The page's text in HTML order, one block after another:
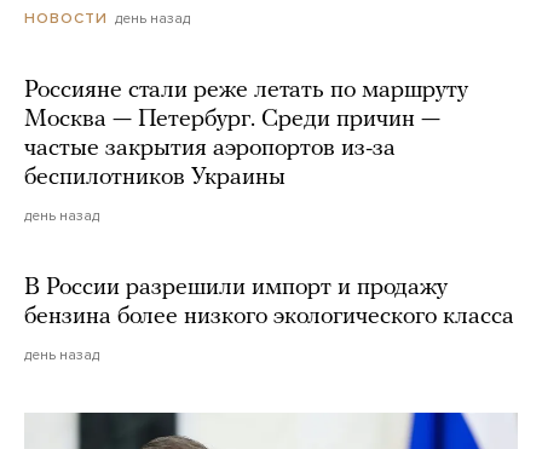
НОВОСТИ день назад
Россияне стали реже летать по маршруту
Москва — Петербург. Среди причин —
частые закрытия аэропортов из-за
беспилотников Украины
день назад
В России разрешили импорт и продажу
бензина более низкого экологического класса
день назад